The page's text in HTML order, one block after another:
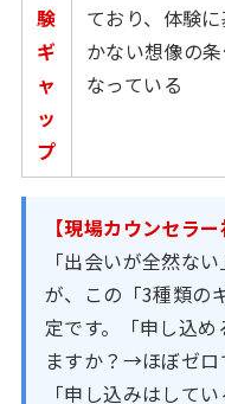
験
ギ
ャ
ッ
プ
ており、体験
かない想像の
なっている
【現場カウンセラー
「出会いが全然な
が、この「3種類の
定です。「申し込
ますか？→ほぼゼロ
「申し込みはして